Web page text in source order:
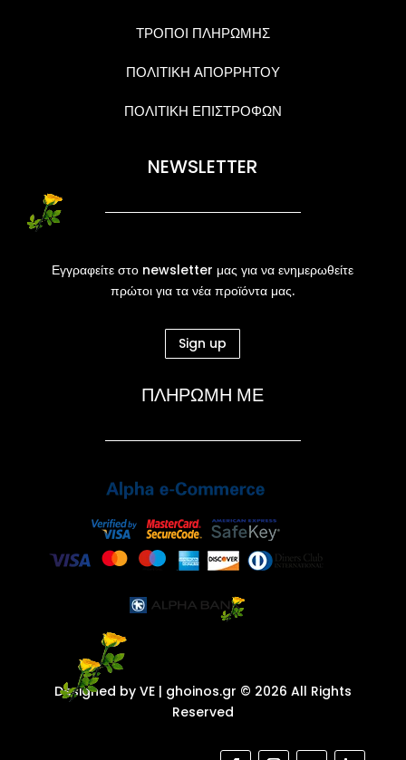
ΤΡΟΠΟΙ ΠΛΗΡΩΜΗΣ
ΠΟΛΙΤΙΚΗ ΑΠΟΡΡΗΤΟΥ
ΠΟΛΙΤΙΚΗ ΕΠΙΣΤΡΟΦΩΝ
NEWSLETTER
Εγγραφείτε στο newsletter μας για να ενημερωθείτε
πρώτοι για τα νέα προϊόντα μας.
Sign up
ΠΛΗΡΩΜΗ ΜΕ
Designed by VE| ghoinos.gr © 2026 All Rights
Reserved